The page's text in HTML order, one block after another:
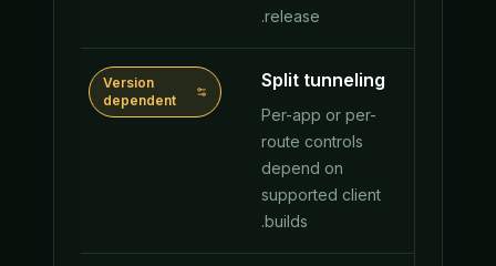
release.
Split tunneling
Per-app or per-
route controls
depend on
supported client
builds.
Version
dependent